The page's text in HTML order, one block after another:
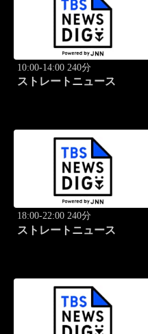
10:00-14:00 240分
ストレートニュース
18:00-22:00 240分
ストレートニュース